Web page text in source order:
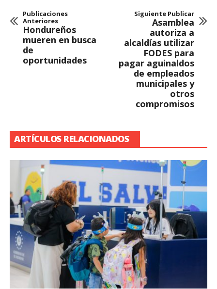
Publicaciones
Anteriores
Hondureños
mueren en busca
de
oportunidades
Siguiente Publicar
Asamblea
autoriza a
alcaldías utilizar
FODES para
pagar aguinaldos
de empleados
municipales y
otros
compromisos
ARTÍCULOS RELACIONADOS